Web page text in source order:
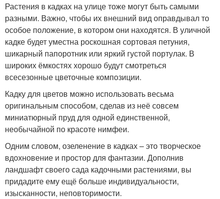
Растения в кадках на улице тоже могут быть самыми
разными. Важно, чтобы их внешний вид оправдывал то
особое положение, в котором они находятся. В уличной
кадке будет уместна роскошная сортовая петуния,
шикарный папоротник или яркий густой портулак. В
широких ёмкостях хорошо будут смотреться
всесезонные цветочные композиции.
Кадку для цветов можно использовать весьма
оригинальным способом, сделав из неё совсем
миниатюрный пруд для одной единственной,
необычайной по красоте нимфеи.
Одним словом, озеленение в кадках – это творческое
вдохновение и простор для фантазии. Дополнив
ландшафт своего сада кадочными растениями, вы
придадите ему ещё больше индивидуальности,
изысканности, неповторимости.